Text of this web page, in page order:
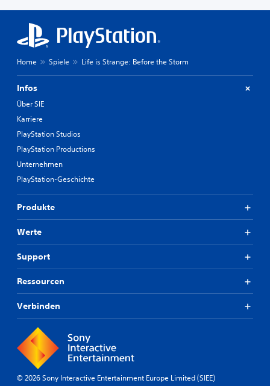
Home Spiele Life is Strange: Before the Storm
Infos
Über SIE
Karriere
PlayStation Studios
PlayStation Productions
Unternehmen
PlayStation-Geschichte
Produkte
Werte
Support
Ressourcen
Verbinden
© 2026 Sony Interactive Entertainment Europe Limited (SIEE)